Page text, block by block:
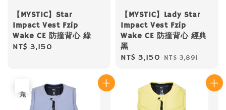
【MYSTIC】Star
Impact Vest Fzip
Wake CE 防撞背心 綠
Regular
NT$ 3,150
【MYSTIC】Lady Star
Impact Vest Fzip
Wake CE 防撞背心 經典
黑
Sale
NT$ 3,150 Regular
NT$ 3,891